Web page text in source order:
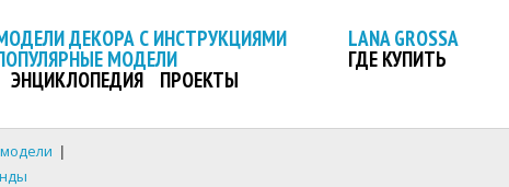
ДЕКОРА С ИНСТРУКЦИЯМИ
МОДЕЛИ
LANA GROSSA
ГДЕ КУПИТЬ
ЭНЦИКЛОПЕДИЯ ПРОЕКТЫ
|